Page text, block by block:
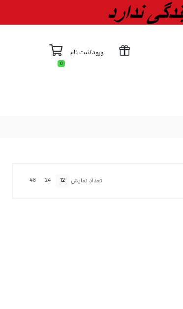
ورود/ثبت نام
0
تعداد نمایش 12
24
48